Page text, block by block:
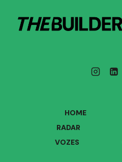
HOME
RADAR
VOZES